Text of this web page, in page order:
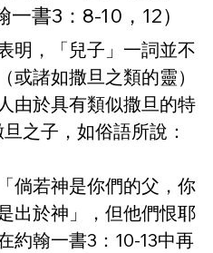
書3：8-10，12）
明，「兒子」一詞並不
或諸如撒旦之類的靈）
由於具有類似撒旦的特
之子，如俗語所說：
倘若神是你們的父，你
出於神」，但他們恨耶
約翰一書3：10-13中再